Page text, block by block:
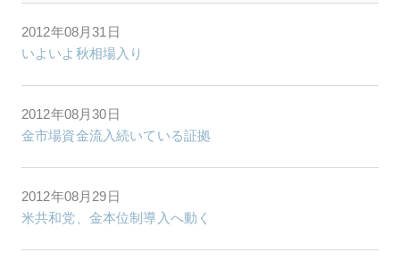
2012年08月31日
いよいよ秋相場入り
2012年08月30日
金市場資金流入続いている証拠
2012年08月29日
米共和党、金本位制導入へ動く